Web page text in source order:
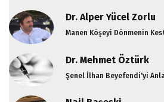
Dr. Alper Yücel Zorlu
Manen Köşeyi Dönmenin
Dr. Mehmet Öztürk
Şenel İlhan Beyefendi'yi